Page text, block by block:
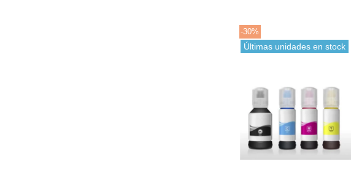
-30%
Últimas unidades en stock